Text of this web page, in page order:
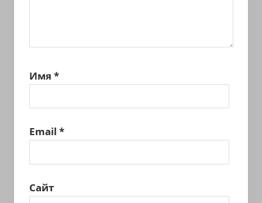
Имя *
Email *
Сайт